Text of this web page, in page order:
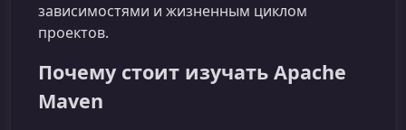
зависимостями и жизненным циклом
проектов.
Почему стоит изучать Apache
Maven